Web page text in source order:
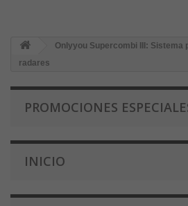
Onlyyou Supercombi III: Sistema
radares
PROMOCIONES
INICIO